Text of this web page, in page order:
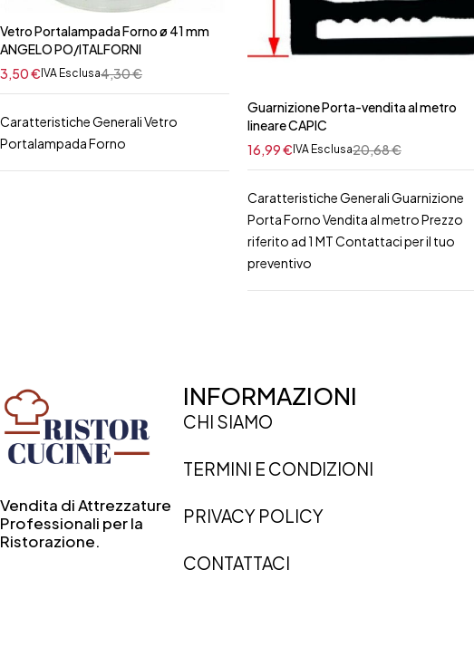
Vetro Portalampada Forno ø 41 mm
ANGELO PO/ITALFORNI
4,30€
3,50€ IVA Esclusa
Caratteristiche Generali Vetro
Portalampada Forno
Guarnizione Porta-vendita al metro
lineare CAPIC
20,68€
16,99€IVA Esclusa
Caratteristiche Generali Guarnizione
Porta Forno Vendita al metro Prezzo
riferito ad 1 MT Contattaci per il tuo
preventivo
Vendita di Attrezzature
Professionali per la
Ristorazione.
INFORMAZIONI
CHI SIAMO
TERMINI E CONDIZIONI
PRIVACY POLICY
CONTATTACI